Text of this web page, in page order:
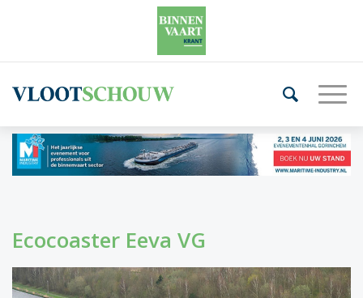
Ecocoaster Eeva VG